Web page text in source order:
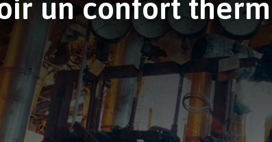
un confort